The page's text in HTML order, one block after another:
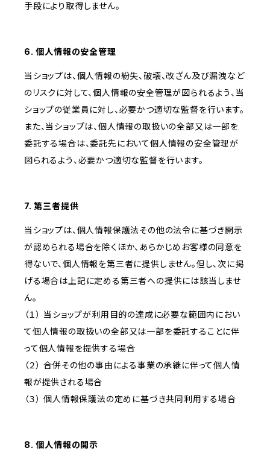
手段により取得しません。
6. 個人情報の安全管理
当ショップは、個人情報の紛失、破壊、改ざん及び漏洩など
のリスクに対して、個人情報の安全管理が図られるよう、当
ショップの従業員に対し、必要かつ適切な監督を行います。
また、当ショップは、個人情報の取扱いの全部又は一部を
委託する場合は、委託先において個人情報の安全管理が
図られるよう、必要かつ適切な監督を行います。
7. 第三者提供
当ショップは、個人情報保護法その他の法令に基づき開示
が認められる場合を除くほか、あらかじめお客様の同意を
得ないで、個人情報を第三者に提供しません。但し、次に掲
げる場合は上記に定める第三者への提供には該当しませ
ん。
（１） 当ショップが利用目的の達成に必要な範囲内におい
て個人情報の取扱いの全部又は一部を委託することに伴
って個人情報を提供する場合
（２） 合併その他の事由による事業の承継に伴って個人情
報が提供される場合
（３） 個人情報保護法の定めに基づき共同利用する場合
8. 個人情報の開示